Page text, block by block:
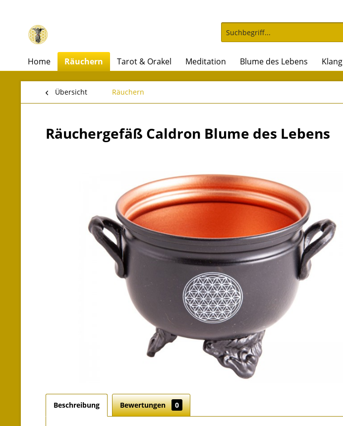
Home Räuchern Tarot & Orakel Meditation Blume des Lebens Klang
Übersicht Räuchern
Räuchergefäß Caldron Blume des Lebens
Beschreibung Bewertungen 0